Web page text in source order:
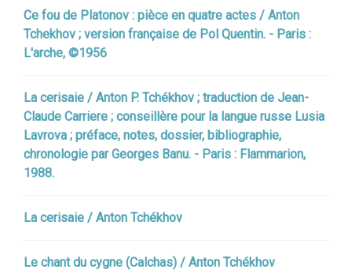
Ce fou de Platonov : pièce en quatre actes / Anton
Tchekhov ; version française de Pol Quentin. - Paris :
L'arche, ©1956
La cerisaie / Anton P. Tchékhov ; traduction de Jean-
Claude Carriere ; conseillère pour la langue russe Lusia
Lavrova ; préface, notes, dossier, bibliographie,
chronologie par Georges Banu. - Paris : Flammarion,
1988.
La cerisaie / Anton Tchékhov
Le chant du cygne (Calchas) / Anton Tchékhov